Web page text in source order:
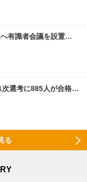
有識者会議を設置…
次選考に885人が合格…
る